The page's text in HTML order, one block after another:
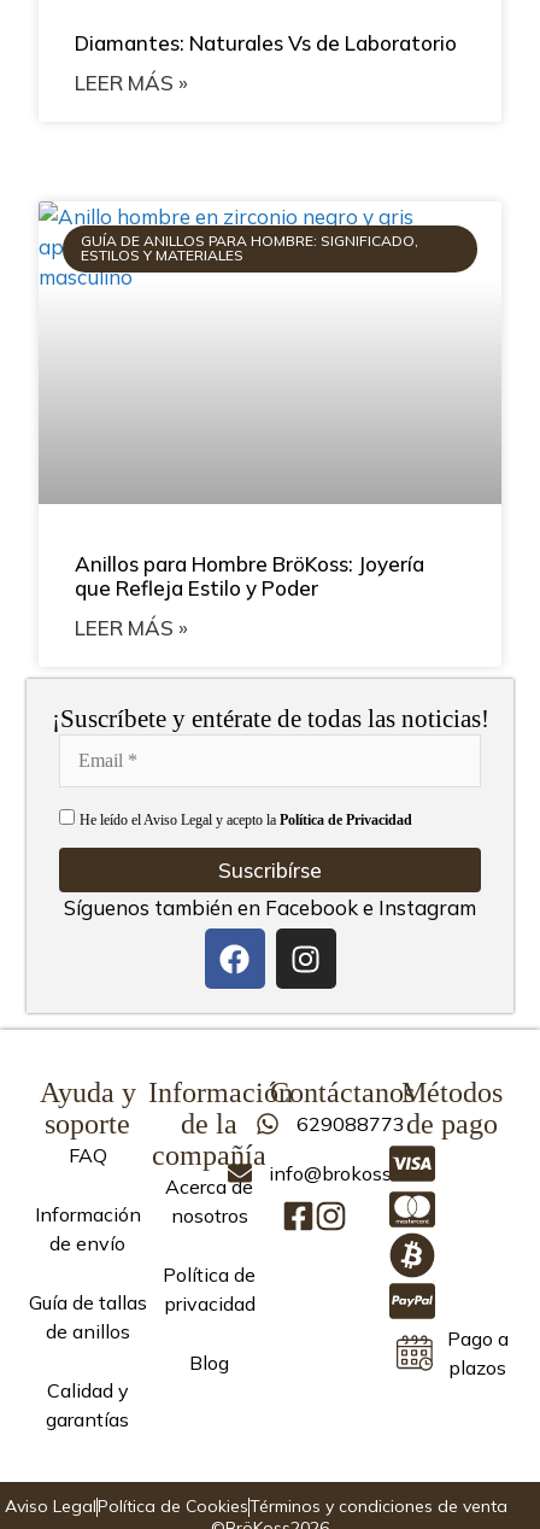
Diamantes: Naturales Vs de Laboratorio
LEER MÁS »
GUÍA DE ANILLOS PARA HOMBRE: SIGNIFICADO,
ESTILOS Y MATERIALES
Anillos para Hombre BröKoss: Joyería
que Refleja Estilo y Poder
LEER MÁS »
¡Suscríbete y entérate de todas las noticias!
He leído el Aviso Legal y acepto la Política de Privacidad
Suscribírse
Síguenos también en Facebook e Instagram
Ayuda y
soporte
FAQ
Información
de envío
Guía de tallas
de anillos
Calidad y
garantías
Información
de la
compañía
Acerca de
nosotros
Política de
privacidad
Blog
Contáctanos
629088773
info@brokoss.com
Métodos
de pago
Pago a
plazos
Aviso LegalPolítica de CookiesTérminos y condiciones de venta